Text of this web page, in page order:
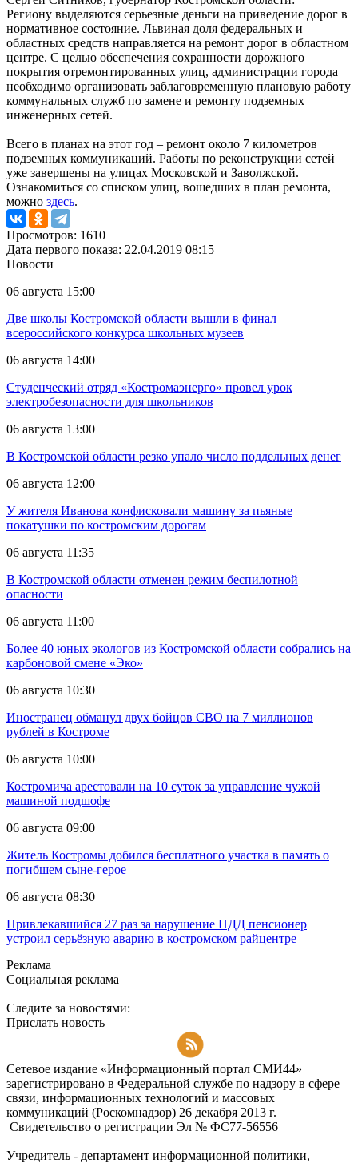
Региону выделяются серьезные деньги на приведение дорог в
нормативное состояние. Львиная доля федеральных и
областных средств направляется на ремонт дорог в областном
центре. С целью обеспечения сохранности дорожного
покрытия отремонтированных улиц, администрации города
необходимо организовать заблаговременную плановую работу
коммунальных служб по замене и ремонту подземных
инженерных сетей.
Всего в планах на этот год – ремонт около 7 километров
подземных коммуникаций. Работы по реконструкции сетей
уже завершены на улицах Московской и Заволжской.
Ознакомиться со списком улиц, вошедших в план ремонта,
можно здесь.
Просмотров: 1610
Дата первого показа: 22.04.2019 08:15
Новости
06 августа 15:00
Две школы Костромской области вышли в финал
всероссийского конкурса школьных музеев
06 августа 14:00
Студенческий отряд «Костромаэнерго» провел урок
электробезопасности для школьников
06 августа 13:00
В Костромской области резко упало число поддельных денег
06 августа 12:00
У жителя Иванова конфисковали машину за пьяные
покатушки по костромским дорогам
06 августа 11:35
В Костромской области отменен режим беспилотной
опасности
06 августа 11:00
Более 40 юных экологов из Костромской области собрались на
карбоновой смене «Эко»
06 августа 10:30
Иностранец обманул двух бойцов СВО на 7 миллионов
рублей в Костроме
06 августа 10:00
Костромича арестовали на 10 суток за управление чужой
машиной подшофе
06 августа 09:00
Житель Костромы добился бесплатного участка в память о
погибшем сыне-герое
06 августа 08:30
Привлекавшийся 27 раз за нарушение ПДД пенсионер
устроил серьёзную аварию в костромском райцентре
Реклама
Социальная реклама
Следите за новостями:
Прислать новость
Сетевое издание «Информационный портал СМИ44»
зарегистрировано в Федеральной службе по надзору в сфере
связи, информационных технологий и массовых
коммуникаций (Роскомнадзор) 26 декабря 2013 г.
Свидетельство о регистрации Эл № ФC77-56556
Учредитель - департамент информационной политики,